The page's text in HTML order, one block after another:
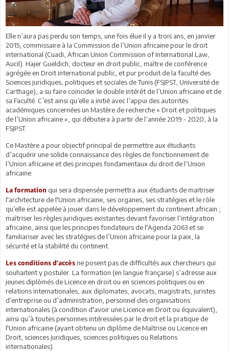
Elle n’aura pas perdu son temps, une fois élue il y a trois ans, en janvier
2015, commissaire à la Commission de l’Union africaine pour le droit
international (Cuadi, African Union Commission of International Law,
Aucil). Hajer Gueldich, docteur en droit public, maître de conférence
agrégée en Droit international public , et pur produit de la faculté des
Sciences juridiques, politiques et sociales de Tunis (FSJPST , Université de
Carthage), a su faire coïncider le double intérêt de l’Union africaine et de
sa Faculté. C’est ainsi qu’elle a initié avec l’appui des autorités
académiques concernées un Mastère de recherche « Droit et politiques
de l’Union africaine », qui débutera à partir de l’année 2019 - 2020, à la
FSJPST.
Ce Mastère a pour objectif principal de permettre aux étudiants
d’acquérir une solide connaissance des règles de fonctionnement de
l’Union africaine et des principes fondamentaux du droit de l’Union
africaine.
La formation qui sera dispensée permettra aux étudiants de maitriser
l'architecture de l'Union africaine, ses organes, ses stratégies et le rôle
qu’elle est appelée à jouer dans le développement du continent africain ;
maîtriser les règles juridiques existantes devant favoriser l’intégration
africaine, ainsi que les principes fondateurs de l'Agenda 2063 et se
familiariser avec les stratégies de l’Union africaine pour la paix, la
sécurité et la stabilité du continent.
Les conditions d’accès ne posent pas de difficultés aux chercheurs qui
souhaitent y postuler. La formation (en langue française) s’adresse aux
jeunes diplômés de Licence en droit ou en sciences politiques ou en
relations internationales, aux diplomates, avocats, magistrats, juristes
d’entreprise ou d’administration, personnel des organisations
internationales (à condition d'avoir une Licence en Droit ou équivalent),
ainsi qu’à toutes personnes intéressées par le droit et la pratique de
l'Union africaine (ayant obtenu un diplôme de Maîtrise ou Licence en
Droit, sciences juridiques, sciences politiques ou Relations
internationales).